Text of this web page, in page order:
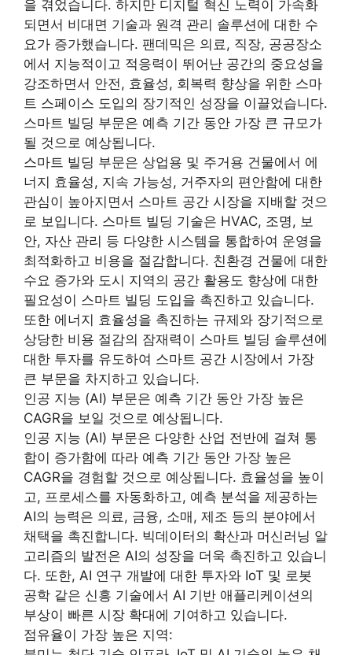
을 겪었습니다. 하지만 디지털 혁신 노력이 가속화
되면서 비대면 기술과 원격 관리 솔루션에 대한 수
요가 증가했습니다. 팬데믹은 의료, 직장, 공공장소
에서 지능적이고 적응력이 뛰어난 공간의 중요성을
강조하면서 안전, 효율성, 회복력 향상을 위한 스마
트 스페이스 도입의 장기적인 성장을 이끌었습니다.
스마트 빌딩 부문은 예측 기간 동안 가장 큰 규모가
될 것으로 예상됩니다.
스마트 빌딩 부문은 상업용 및 주거용 건물에서 에
너지 효율성, 지속 가능성, 거주자의 편안함에 대한
관심이 높아지면서 스마트 공간 시장을 지배할 것으
로 보입니다. 스마트 빌딩 기술은 HVAC, 조명, 보
안, 자산 관리 등 다양한 시스템을 통합하여 운영을
최적화하고 비용을 절감합니다. 친환경 건물에 대한
수요 증가와 도시 지역의 공간 활용도 향상에 대한
필요성이 스마트 빌딩 도입을 촉진하고 있습니다.
또한 에너지 효율성을 촉진하는 규제와 장기적으로
상당한 비용 절감의 잠재력이 스마트 빌딩 솔루션에
대한 투자를 유도하여 스마트 공간 시장에서 가장
큰 부문을 차지하고 있습니다.
인공 지능 (AI) 부문은 예측 기간 동안 가장 높은
CAGR을 보일 것으로 예상됩니다.
인공 지능 (AI) 부문은 다양한 산업 전반에 걸쳐 통
합이 증가함에 따라 예측 기간 동안 가장 높은
CAGR을 경험할 것으로 예상됩니다. 효율성을 높이
고, 프로세스를 자동화하고, 예측 분석을 제공하는
AI의 능력은 의료, 금융, 소매, 제조 등의 분야에서
채택을 촉진합니다. 빅데이터의 확산과 머신러닝 알
고리즘의 발전은 AI의 성장을 더욱 촉진하고 있습니
다. 또한, AI 연구 개발에 대한 투자와 IoT 및 로봇
공학 같은 신흥 기술에서 AI 기반 애플리케이션의
부상이 빠른 시장 확대에 기여하고 있습니다.
점유율이 가장 높은 지역: